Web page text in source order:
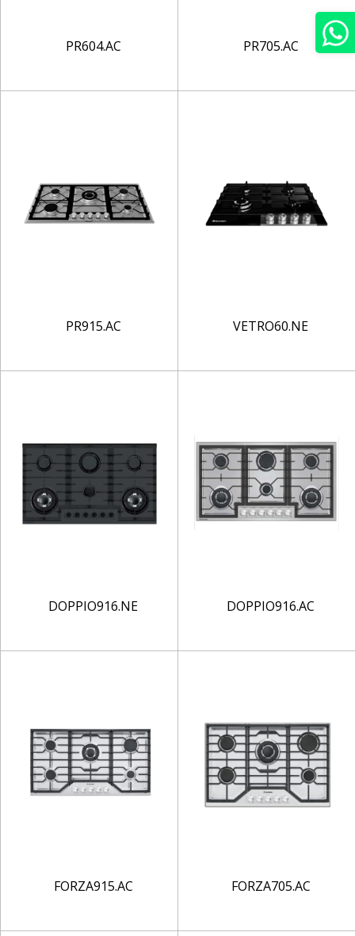
PR604.AC PR705.AC
PR915.AC VETRO60.NE
DOPPIO916.NE DOPPIO916.AC
FORZA915.AC FORZA705.AC